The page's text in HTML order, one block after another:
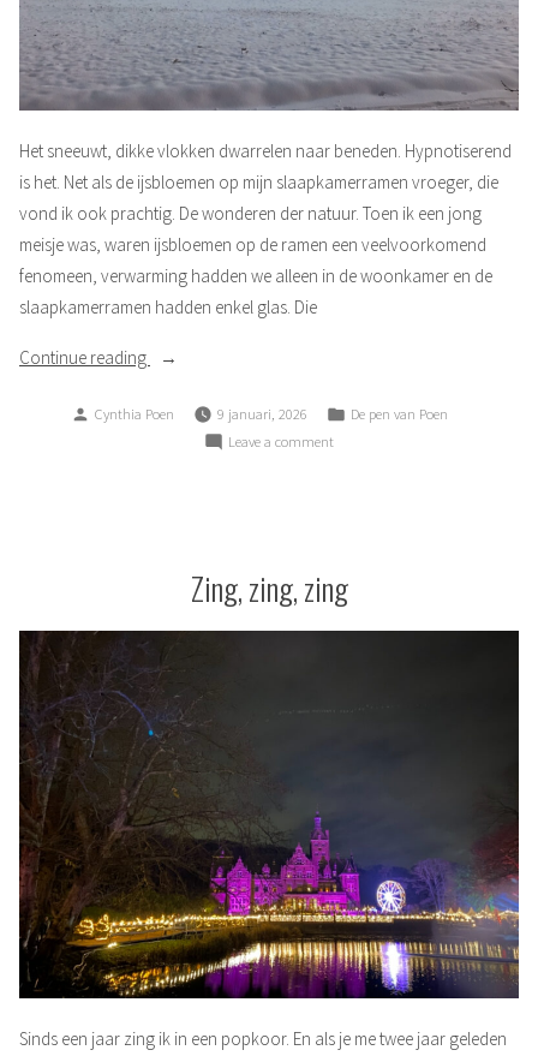
Het sneeuwt, dikke vlokken dwarrelen naar beneden. Hypnotiserend
is het. Net als de ijsbloemen op mijn slaapkamerramen vroeger, die
vond ik ook prachtig. De wonderen der natuur. Toen ik een jong
meisje was, waren ijsbloemen op de ramen een veelvoorkomend
fenomeen, verwarming hadden we alleen in de woonkamer en de
slaapkamerramen hadden enkel glas. Die
Continue reading “Ijsbloemen”
Posted
Cynthia Poen 9 januari, 2026
Posted
De pen van Poen
Leave a commenton
Zing, zing, zing
Sinds een jaar zing ik in een popkoor. En als je me twee jaar geleden